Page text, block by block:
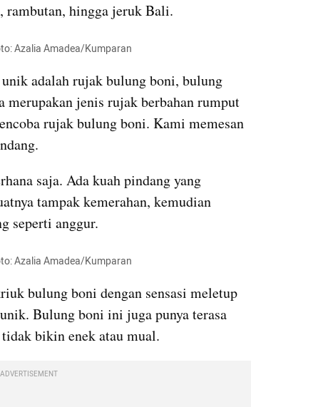
rambutan, hingga jeruk Bali.
Azalia Amadea/Kumparan
adalah rujak bulung boni, bulung
merupakan jenis rujak berbahan rumput
rujak bulung boni. Kami memesan
saja. Ada kuah pindang yang
tampak kemerahan, kemudian
seperti anggur.
Azalia Amadea/Kumparan
bulung boni dengan sensasi meletup
Bulung boni ini juga punya terasa
bikin enek atau mual.
ADVERTISEMENT